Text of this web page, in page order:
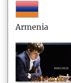
Armenia